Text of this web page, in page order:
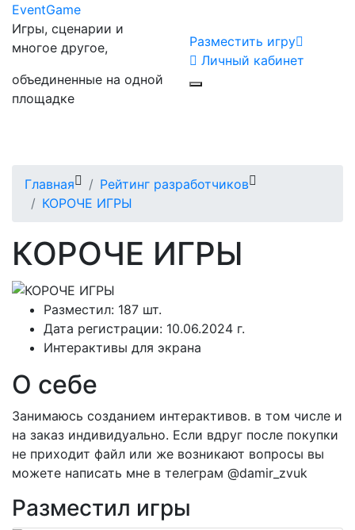
EventGame
Игры, сценарии и
многое другое,
объединенные на одной
площадке
Разместить игру
Личный кабинет
Главная
Рейтинг разработчиков
КОРОЧЕ ИГРЫ
КОРОЧЕ ИГРЫ
Разместил: 187 шт.
Дата регистрации: 10.06.2024 г.
Интерактивы для экрана
О себе
Занимаюсь созданием интерактивов. в том числе и
на заказ индивидуально. Если вдруг после покупки
не приходит файл или же возникают вопросы вы
можете написать мне в телеграм @damir_zvuk
Разместил игры